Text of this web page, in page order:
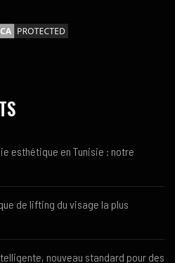
esthétique en Tunisie : notre
de lifting du visage la plus
nouveau standard pour des